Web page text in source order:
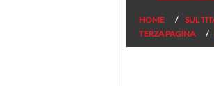
HOME SUL
TERZA PAGINA